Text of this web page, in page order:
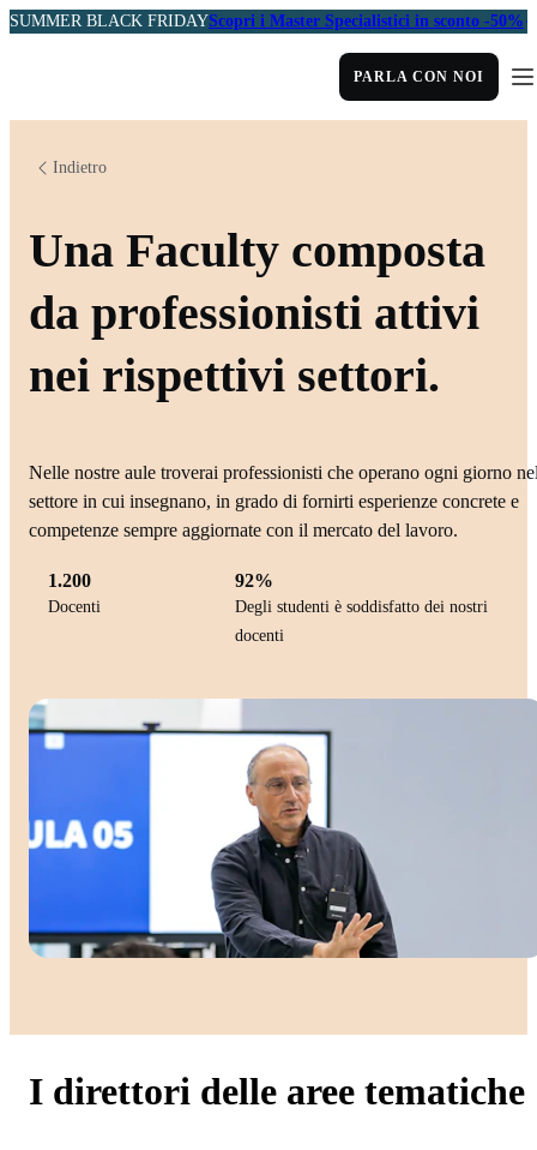
SUMMER BLACK FRIDAYScopri i Master Specialistici in sconto -50%
PARLA CON NOI
Indietro
Una Faculty composta
da professionisti attivi
nei rispettivi settori.
Nelle nostre aule troverai professionisti che operano ogni giorno
settore in cui insegnano, in grado di fornirti esperienze concrete e
competenze sempre aggiornate con il mercato del lavoro.
1.200
Docenti
92%
Degli studenti è soddisfatto dei nostri
docenti
I direttori delle aree tematiche